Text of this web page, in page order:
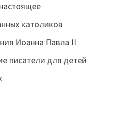
католиков
Иоанна Павла II
писатели для детей